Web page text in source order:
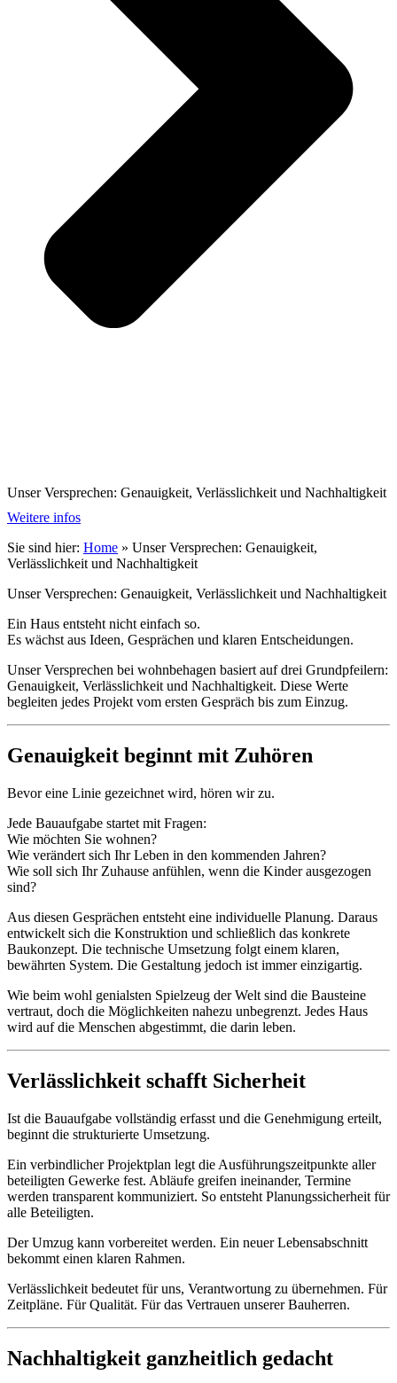
Unser Versprechen: Genauigkeit, Verlässlichkeit und Nachhaltigkeit
Weitere infos
Sie sind hier: Home » Unser Versprechen: Genauigkeit,
Verlässlichkeit und Nachhaltigkeit
Unser Versprechen: Genauigkeit, Verlässlichkeit und Nachhaltigkeit
Ein Haus entsteht nicht einfach so.
Es wächst aus Ideen, Gesprächen und klaren Entscheidungen.
Unser Versprechen bei wohnbehagen basiert auf drei Grundpfeilern:
Genauigkeit, Verlässlichkeit und Nachhaltigkeit. Diese Werte
begleiten jedes Projekt vom ersten Gespräch bis zum Einzug.
Genauigkeit beginnt mit Zuhören
Bevor eine Linie gezeichnet wird, hören wir zu.
Jede Bauaufgabe startet mit Fragen:
Wie möchten Sie wohnen?
Wie verändert sich Ihr Leben in den kommenden Jahren?
Wie soll sich Ihr Zuhause anfühlen, wenn die Kinder ausgezogen
sind?
Aus diesen Gesprächen entsteht eine individuelle Planung. Daraus
entwickelt sich die Konstruktion und schließlich das konkrete
Baukonzept. Die technische Umsetzung folgt einem klaren,
bewährten System. Die Gestaltung jedoch ist immer einzigartig.
Wie beim wohl genialsten Spielzeug der Welt sind die Bausteine
vertraut, doch die Möglichkeiten nahezu unbegrenzt. Jedes Haus
wird auf die Menschen abgestimmt, die darin leben.
Verlässlichkeit schafft Sicherheit
Ist die Bauaufgabe vollständig erfasst und die Genehmigung erteilt,
beginnt die strukturierte Umsetzung.
Ein verbindlicher Projektplan legt die Ausführungszeitpunkte aller
beteiligten Gewerke fest. Abläufe greifen ineinander, Termine
werden transparent kommuniziert. So entsteht Planungssicherheit für
alle Beteiligten.
Der Umzug kann vorbereitet werden. Ein neuer Lebensabschnitt
bekommt einen klaren Rahmen.
Verlässlichkeit bedeutet für uns, Verantwortung zu übernehmen. Für
Zeitpläne. Für Qualität. Für das Vertrauen unserer Bauherren.
Nachhaltigkeit ganzheitlich gedacht